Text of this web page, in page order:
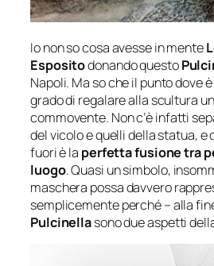
Io non so cosa avesse in mente
Espositodonando questo
Napoli. Ma so che il punto dove
grado di regalare alla scultura
commovente. Non c’è infatti
del vicolo e quelli della statua, e
fuori è la perfetta fusione tra
luogo.Quasi un simbolo,
maschera possa davvero
semplicemente perché – alla
Pulcinellasono due aspetti